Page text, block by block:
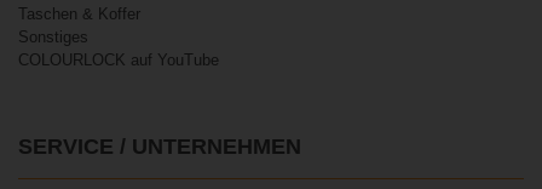
Taschen & Koffer
Sonstiges
COLOURLOCK auf YouTube
SERVICE / UNTERNEHMEN